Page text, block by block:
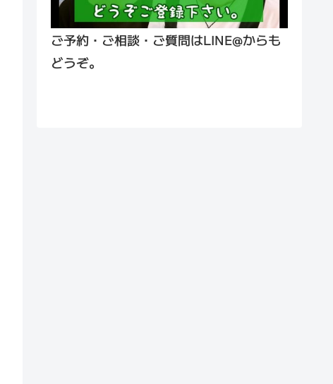
ご予約・ご相談・ご質問はLINE@からも
どうぞ。